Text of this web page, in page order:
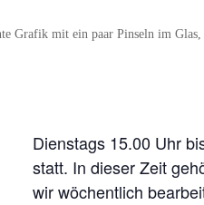
Dienstags 15.00 Uhr
statt. In dieser Zeit
wir wöchentlich